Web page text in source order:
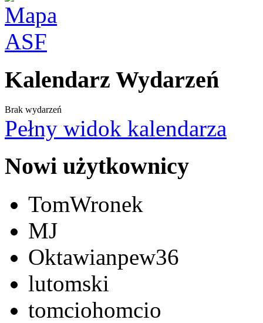
Kalendarz Wydarzeń
Brak wydarzeń
Pełny widok kalendarza
Nowi użytkownicy
TomWronek
MJ
Oktawianpew36
lutomski
tomciohomcio